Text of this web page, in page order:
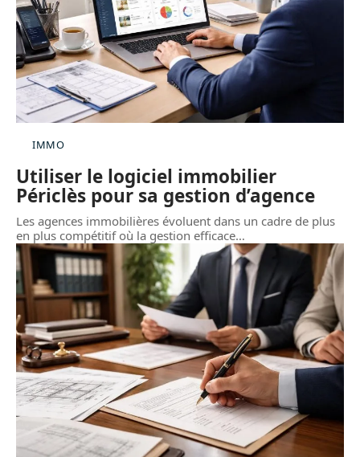
IMMO
Utiliser le logiciel immobilier
Périclès pour sa gestion d’agence
Les agences immobilières évoluent dans un cadre de plus
en plus compétitif où la gestion efficace…